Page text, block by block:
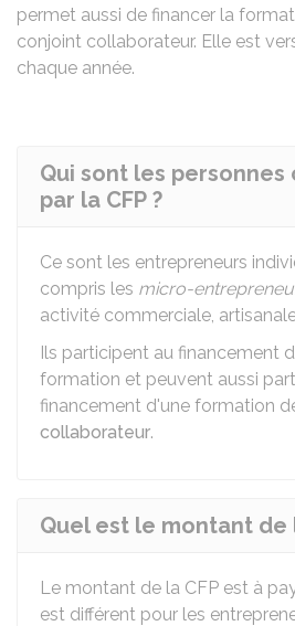
permet aussi de financer la
conjoint collaborateur. Elle est
chaque année.
Qui sont les
par la CFP ?
Ce sont les entrepreneurs
compris les micro-
activité commerciale,
Ils participent au financement
formation et peuvent aussi
financement d'une formation
collaborateur.
Quel est le montant de
Le montant de la CFP est à
est différent pour les